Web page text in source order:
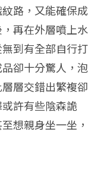
路，又能確保成
再在外層噴上水
到有全部自行打
卻十分驚人，泡
層交錯出繁複卻
許有些陰森詭
想親身坐一坐，